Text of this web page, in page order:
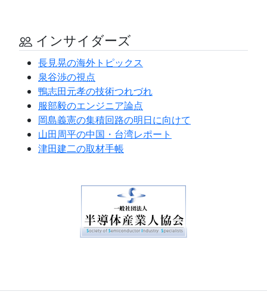
インサイダーズ
長見晃の海外トピックス
泉谷渉の視点
鴨志田元孝の技術つれづれ
服部毅のエンジニア論点
岡島義憲の集積回路の明日に向けて
山田周平の中国・台湾レポート
津田建二の取材手帳